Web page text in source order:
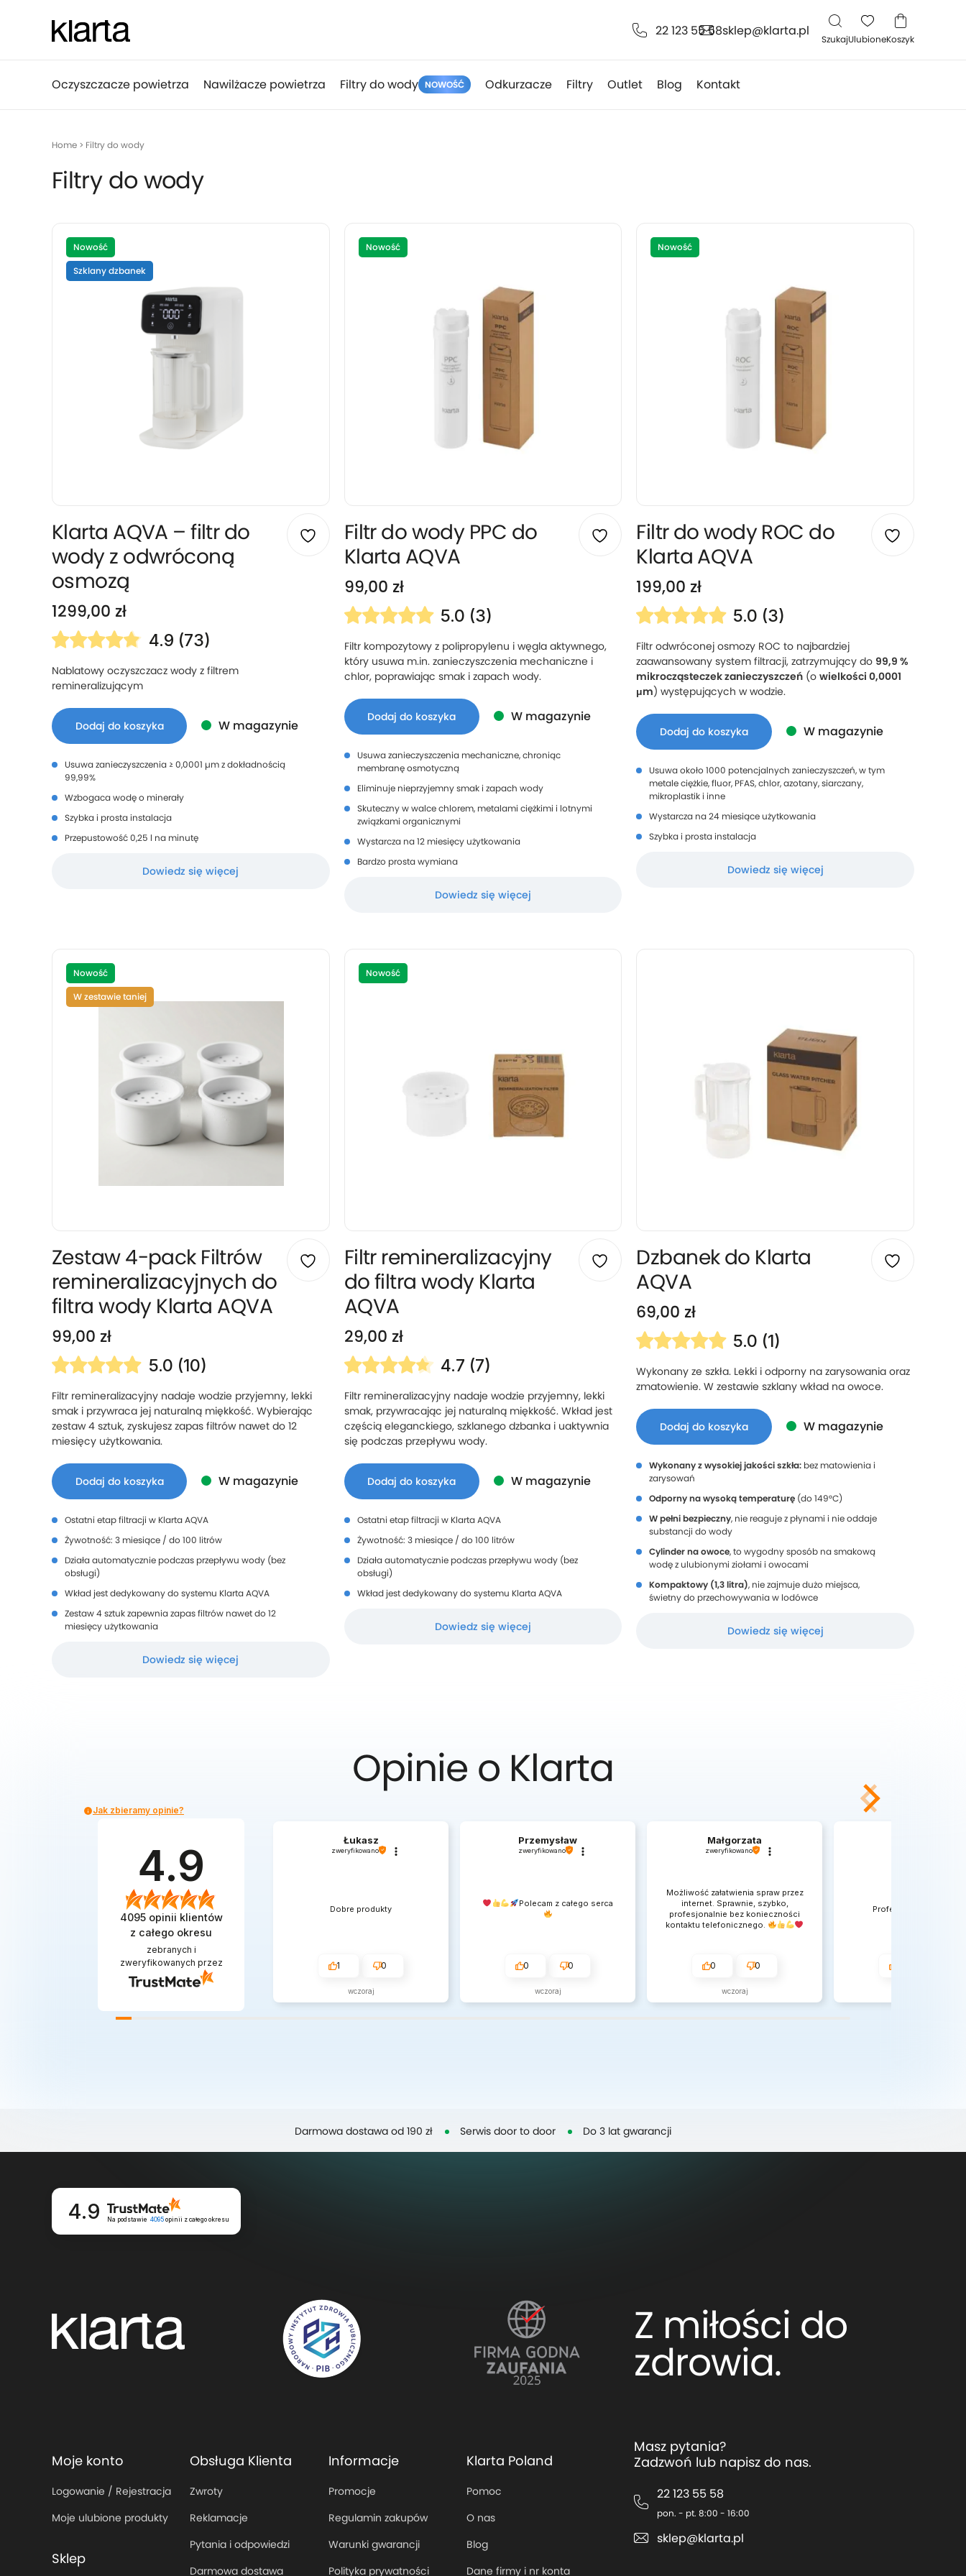
Oczyszczacze powietrza Nawilżacze powietrza Filtry do wody NOWOŚĆ Odkurzacze Filtry Outlet Blog Kontakt
22 123 55 58sklep@klarta.pl
SzukajUlubioneKoszyk
Home > Filtry do wody
Filtry do wody
Nowość
Szklany dzbanek
Klarta AQVA – filtr do
wody z odwróconą
osmozą
1299,00 zł
4.9 (73)
Nablatowy oczyszczacz wody z filtrem
remineralizującym
Dodaj do koszyka W magazynie
Usuwa zanieczyszczenia ≥ 0,0001 µm z dokładnością
99,99%
Wzbogaca wodę o minerały
Szybka i prosta instalacja
Przepustowość 0,25 l na minutę
Dowiedz się więcej
Nowość
Filtr do wody PPC do
Klarta AQVA
99,00 zł
5.0 (3)
Filtr kompozytowy z polipropylenu i węgla aktywnego,
który usuwa m.in. zanieczyszczenia mechaniczne i
chlor, poprawiając smak i zapach wody.
Dodaj do koszyka W magazynie
Usuwa zanieczyszczenia mechaniczne, chroniąc
membranę osmotyczną
Eliminuje nieprzyjemny smak i zapach wody
Skuteczny w walce chlorem, metalami ciężkimi i lotnymi
związkami organicznymi
Wystarcza na 12 miesięcy użytkowania
Bardzo prosta wymiana
Dowiedz się więcej
Nowość
Filtr do wody ROC do
Klarta AQVA
199,00 zł
5.0 (3)
Filtr odwróconej osmozy ROC to najbardziej
zaawansowany system filtracji, zatrzymujący do 99,9 %
mikrocząsteczek zanieczyszczeń (owielkości 0,0001
μm) występujących w wodzie.
Dodaj do koszyka W magazynie
Usuwa około 1000 potencjalnych zanieczyszczeń, w tym
metale ciężkie, fluor, PFAS, chlor, azotany, siarczany,
mikroplastik i inne
Wystarcza na 24 miesiące użytkowania
Szybka i prosta instalacja
Dowiedz się więcej
Nowość
W zestawie taniej
Zestaw 4-pack Filtrów
remineralizacyjnych do
filtra wody Klarta AQVA
99,00 zł
5.0 (10)
Filtr remineralizacyjny nadaje wodzie przyjemny, lekki
smak i przywraca jej naturalną miękkość. Wybierając
zestaw 4 sztuk, zyskujesz zapas filtrów nawet do 12
miesięcy użytkowania.
Dodaj do koszyka W magazynie
Ostatni etap filtracji w Klarta AQVA
Żywotność: 3 miesiące / do 100 litrów
Działa automatycznie podczas przepływu wody (bez
obsługi)
Wkład jest dedykowany do systemu Klarta AQVA
Zestaw 4 sztuk zapewnia zapas filtrów nawet do 12
miesięcy użytkowania
Dowiedz się więcej
Nowość
Filtr remineralizacyjny
do filtra wody Klarta
AQVA
29,00 zł
4.7 (7)
Filtr remineralizacyjny nadaje wodzie przyjemny, lekki
smak, przywracając jej naturalną miękkość. Wkład jest
częścią eleganckiego, szklanego dzbanka i uaktywnia
się podczas przepływu wody.
Dodaj do koszyka W magazynie
Ostatni etap filtracji w Klarta AQVA
Żywotność: 3 miesiące / do 100 litrów
Działa automatycznie podczas przepływu wody (bez
obsługi)
Wkład jest dedykowany do systemu Klarta AQVA
Dowiedz się więcej
Dzbanek do Klarta
AQVA
69,00 zł
5.0 (1)
Wykonany ze szkła. Lekki i odporny na zarysowania oraz
zmatowienie. W zestawie szklany wkład na owoce.
Dodaj do koszyka W magazynie
Wykonany z wysokiej jakości szkła: bez matowienia i
zarysowań
Odporny na wysoką temperaturę (do 149°C)
W pełni bezpieczny, nie reaguje z płynami i nie oddaje
substancji do wody
Cylinder na owoce, to wygodny sposób na smakową
wodę z ulubionymi ziołami i owocami
Kompaktowy (1,3 litra), nie zajmuje dużo miejsca,
świetny do przechowywania w lodówce
Dowiedz się więcej
Opinie o Klarta
Jak zbieramy opinie?
4.9
4095opinii klientów
z całego okresu
zebranych i
zweryfikowanych przez
Łukasz
zweryfikowano
Dobre produkty
1 0
wczoraj
Przemysław
zweryfikowano
Polecam z całego serca
0 0
wczoraj
Małgorzata
zweryfikowano
Możliwość załatwienia spraw przez
internet. Sprawnie, szybko,
profesjonalnie bez konieczności
kontaktu telefonicznego.
0 0
wczoraj
Profesjonalna obsługa
Darmowa dostawa od 190 zł Serwis door to door Do 3 lat gwarancji
4.9 Na podstawie 4095opinii z całego okresu
Z miłości do
zdrowia.
Masz pytania?
Zadzwoń lub napisz do nas.
22 123 55 58
pon. - pt. 8:00 - 16:00
sklep@klarta.pl
Moje konto
Logowanie / Rejestracja
Moje ulubione produkty
Sklep
Obsługa Klienta
Zwroty
Reklamacje
Pytania i odpowiedzi
Darmowa dostawa
Informacje
Promocje
Regulamin zakupów
Warunki gwarancji
Polityka prywatności
Klarta Poland
Pomoc
O nas
Blog
Dane firmy i nr konta